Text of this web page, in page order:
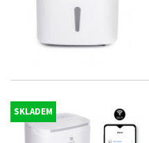
SKLADEM